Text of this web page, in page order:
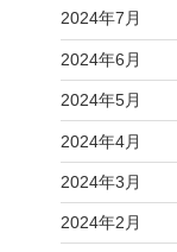
2024年7月
2024年6月
2024年5月
2024年4月
2024年3月
2024年2月